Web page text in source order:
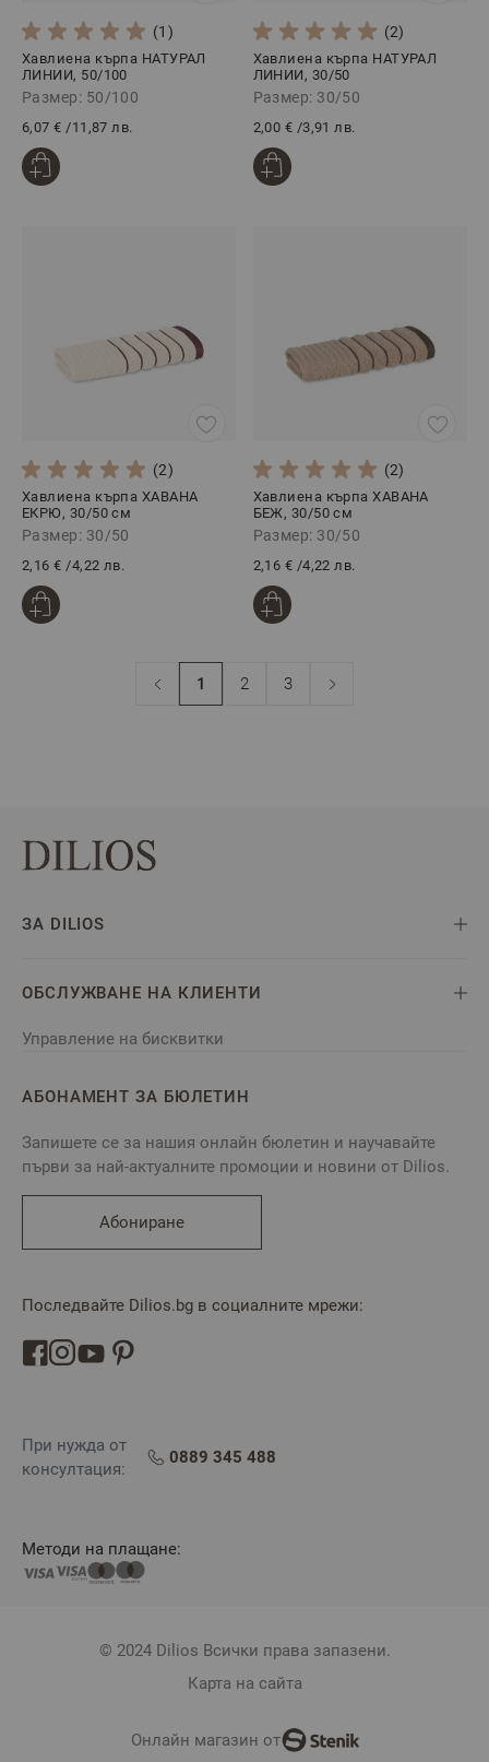
(1)
Хавлиена кърпа НАТУРАЛ
ЛИНИИ, 50/100
Размер: 50/100
6,07 € /11,87 лв.
(2)
Хавлиена кърпа НАТУРАЛ
ЛИНИИ, 30/50
Размер: 30/50
2,00 € /3,91 лв.
(2)
Хавлиена кърпа ХАВАНА
ЕКРЮ, 30/50 см
Размер: 30/50
2,16 € /4,22 лв.
(2)
Хавлиена кърпа ХАВАНА
БЕЖ, 30/50 см
Размер: 30/50
2,16 € /4,22 лв.
В момента четете страница
1
Страница
2
Страница
3
ЗА DILIOS
ОБСЛУЖВАНЕ НА КЛИЕНТИ
Управление на бисквитки
АБОНАМЕНТ ЗА БЮЛЕТИН
Запишете се за нашия онлайн бюлетин и научавайте
първи за най-актуалните промоции и новини от Dilios.
Абониране
Последвайте Dilios.bg в социалните мрежи:
При нужда от
консултация:
0889 345 488
Методи на плащане:
© 2024 Dilios Всички права запазени.
Карта на сайта
Онлайн магазин от